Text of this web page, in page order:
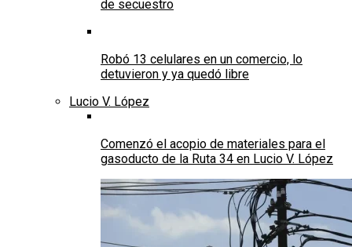
de secuestro
Robó 13 celulares en un comercio, lo
detuvieron y ya quedó libre
Lucio V. López
Comenzó el acopio de materiales para el
gasoducto de la Ruta 34 en Lucio V. López